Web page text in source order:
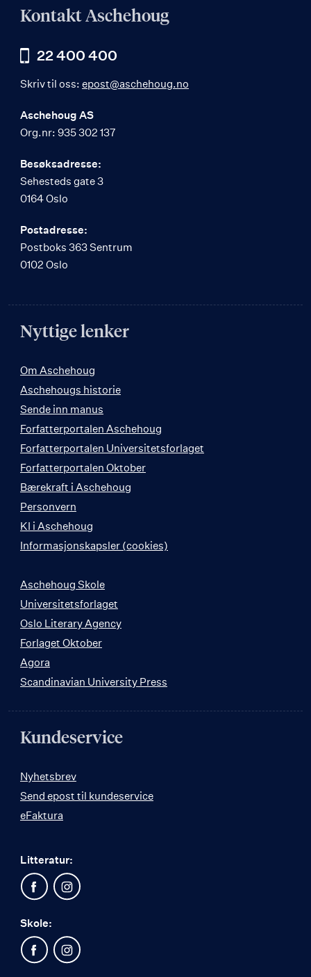
Kontakt Aschehoug
22 400 400
Skriv til oss: epost@aschehoug.no
Aschehoug AS
Org.nr: 935 302 137
Besøksadresse:
Sehesteds gate 3
0164 Oslo
Postadresse:
Postboks 363 Sentrum
0102 Oslo
Nyttige lenker
Om Aschehoug
Aschehougs historie
Sende inn manus
Forfatterportalen Aschehoug
Forfatterportalen Universitetsforlaget
Forfatterportalen Oktober
Bærekraft i Aschehoug
Personvern
KI i Aschehoug
Informasjonskapsler (cookies)
Aschehoug Skole
Universitetsforlaget
Oslo Literary Agency
Forlaget Oktober
Agora
Scandinavian University Press
Kundeservice
Nyhetsbrev
Send epost til kundeservice
eFaktura
Litteratur:
Skole: